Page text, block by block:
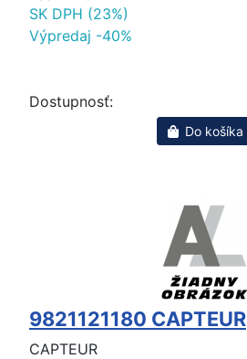
SK DPH (23%)
Výpredaj -40%
Dostupnosť:
Do košíka
9821121180 CAPTEUR
CAPTEUR